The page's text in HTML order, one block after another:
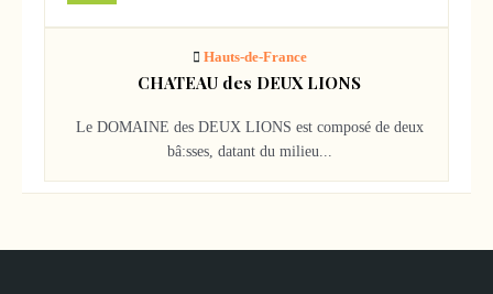
Hauts-de-France
CHATEAU des DEUX LIONS
Le DOMAINE des DEUX LIONS est composé de deux
bâ:sses, datant du milieu...